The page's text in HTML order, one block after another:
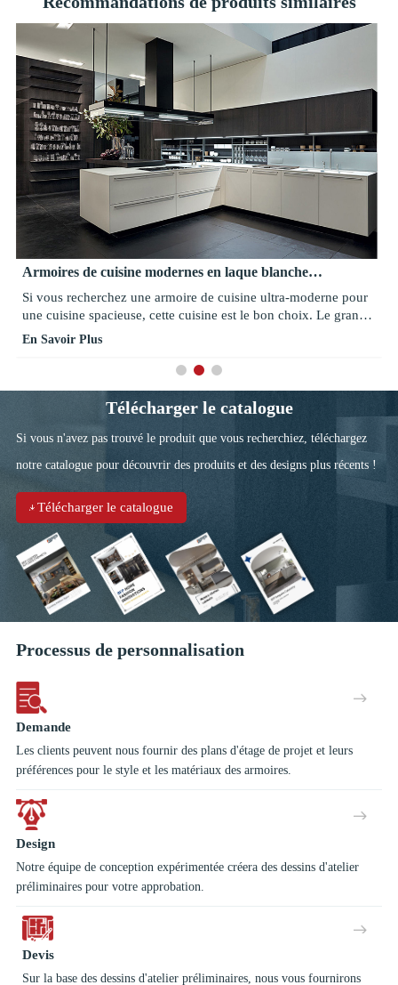
Armoires de cuisine stratifiées uniques adaptées aux
Cette conception de cuisine est née d'une analyse minutieuse
des nouvelles manières de vivre la cuisine, lieu privilégié des
activités domestiques quotidiennes, l'ambiance et l'atmosphère
de conception modulaire capable de communiquer et d'être
environnement continu entre la cuisine et le salon qui donne
naissance à une zone homogène, idéale pour les espaces
métropolitains.
En Savoir Plus
Télécharger le catalogue
Si vous n'avez pas trouvé le produit que vous recherchiez, téléchargez
notre catalogue pour découvrir des produits et des designs plus récents !
Télécharger le catalogue
Processus de personnalisation
Demande
Les clients peuvent nous fournir des plans d'étage de projet et leurs
préférences pour le style et les matériaux des armoires.
Design
Notre équipe de conception expérimentée créera des dessins d'atelier
préliminaires pour votre approbation.
Devis
Sur la base des dessins d'atelier préliminaires, nous vous fournirons